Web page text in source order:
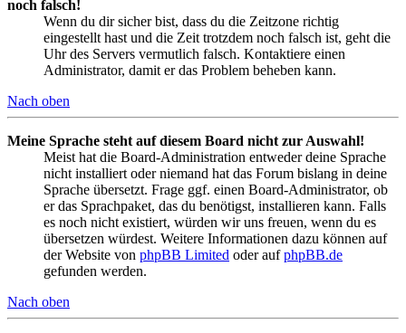
noch falsch!
Wenn du dir sicher bist, dass du die Zeitzone richtig
eingestellt hast und die Zeit trotzdem noch falsch ist, geht die
Uhr des Servers vermutlich falsch. Kontaktiere einen
Administrator, damit er das Problem beheben kann.
Nach oben
Meine Sprache steht auf diesem Board nicht zur Auswahl!
Meist hat die Board-Administration entweder deine Sprache
nicht installiert oder niemand hat das Forum bislang in deine
Sprache übersetzt. Frage ggf. einen Board-Administrator, ob
er das Sprachpaket, das du benötigst, installieren kann. Falls
es noch nicht existiert, würden wir uns freuen, wenn du es
übersetzen würdest. Weitere Informationen dazu können auf
der Website von phpBB Limited oder aufphpBB.de
gefunden werden.
Nach oben